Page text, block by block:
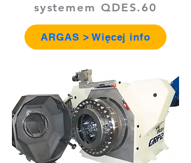
systemem QDES.60
ARGAS > Więcej info